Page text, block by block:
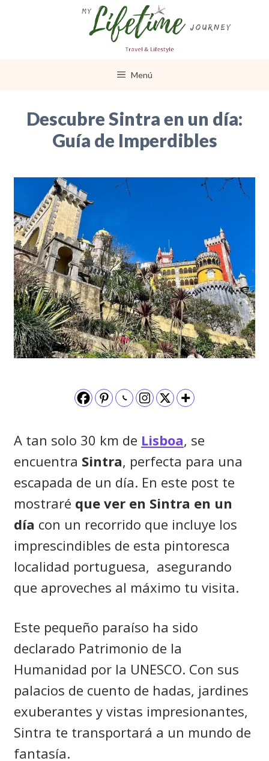
Menú
Descubre Sintra en un día:
Guía de Imperdibles
A tan solo 30 km de Lisboa, se
encuentra Sintra, perfecta para una
escapada de un día. En este post te
mostraré que ver en Sintra en un
día con un recorrido que incluye los
imprescindibles de esta pintoresca
localidad portuguesa, asegurando
que aproveches al máximo tu visita.
Este pequeño paraíso ha sido
declarado Patrimonio de la
Humanidad por la UNESCO. Con sus
palacios de cuento de hadas, jardines
exuberantes y vistas impresionantes,
Sintra te transportará a un mundo de
fantasía.